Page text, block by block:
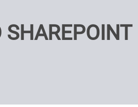
SHAREPOINT